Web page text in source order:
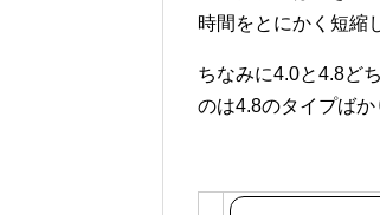
時間をとにかく短縮
ちなみに4.0と4.8ど
のは4.8のタイプばか